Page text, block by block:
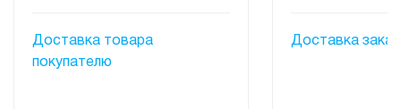
Доставка товара
покупателю
Доставка